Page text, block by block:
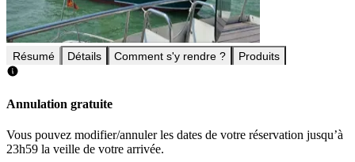
Résumé Détails Comment s'y rendre ? Produits
Annulation gratuite
Vous pouvez modifier/annuler les dates de votre réservation jusqu’à
23h59 la veille de votre arrivée.